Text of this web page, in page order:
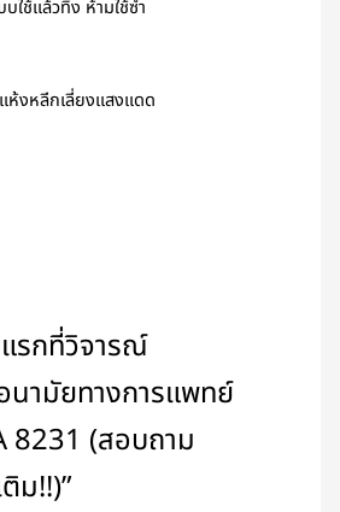
ใช้แล้วทิ้ง ห้ามใช้ซ้ำ
ห้งหลีกเลี่ยงแสงแดด
รกที่วิจารณ์
นามัยทางการแพทย์
8231 (สอบถาม
ม!!)”